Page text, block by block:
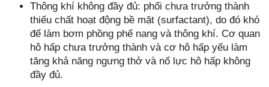
Thông khí không đầy đủ: phổi chưa trưởng thành
thiếu chất hoạt động bề mặt (surfactant), do đó khó
để làm bơm phồng phế nang và thông khí. Cơ quan
hô hấp chưa trưởng thành và cơ hô hấp yếu làm
tăng khả năng ngưng thở và nổ lực hô hấp không
đầy đủ.